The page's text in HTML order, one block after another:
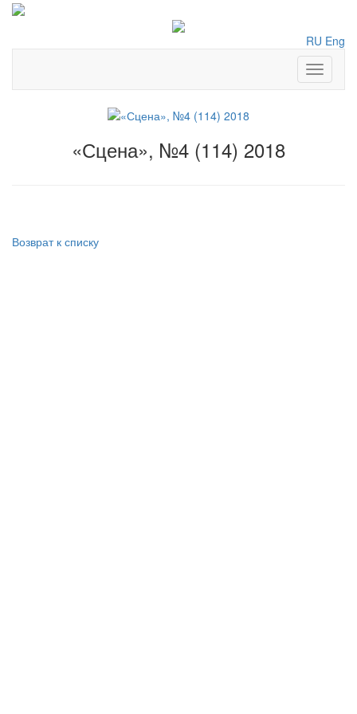
RU Eng
Toggle
«Сцена», №4 (114) 2018
Возврат к списку